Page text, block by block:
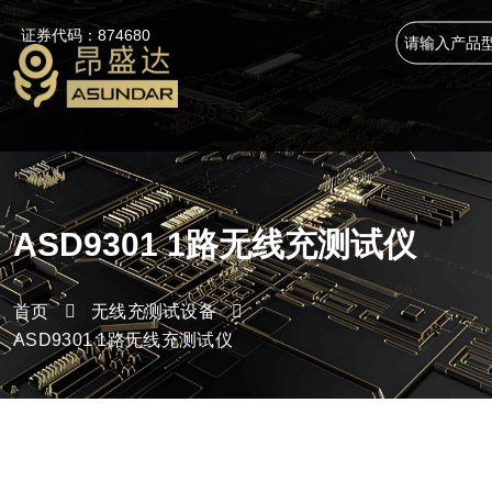
证券代码：874680
ASD9301 1路无线充测试仪
首页
无线充测试设备
ASD9301 1路无线充测试仪